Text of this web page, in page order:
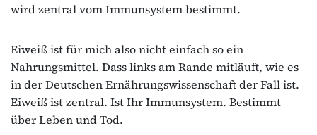
wird zentral vom Immunsystem bestimmt.
Eiweiß ist für mich also nicht einfach so ein
Nahrungsmittel. Dass links am Rande mitläuft, wie es
in der Deutschen Ernährungswissenschaft der Fall ist.
Eiweiß ist zentral. Ist Ihr Immunsystem. Bestimmt
über Leben und Tod.